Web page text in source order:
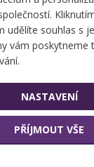
pohon Logar
udělíte souhlas s
vám poskytneme
NASTAVENÍ
PŘÍJMOUT VŠE